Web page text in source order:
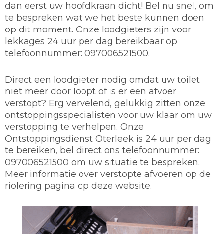
dan eerst uw hoofdkraan dicht! Bel nu snel, om
te bespreken wat we het beste kunnen doen
op dit moment. Onze loodgieters zijn voor
lekkages 24 uur per dag bereikbaar op
telefoonnummer: 097006521500.
Direct een loodgieter nodig omdat uw toilet
niet meer door loopt of is er een afvoer
verstopt? Erg vervelend, gelukkig zitten onze
ontstoppingsspecialisten voor uw klaar om uw
verstopping te verhelpen. Onze
Ontstoppingsdienst Oterleek is 24 uur per dag
te bereiken, bel direct ons telefoonnummer:
097006521500 om uw situatie te bespreken.
Meer informatie over verstopte afvoeren op de
riolering pagina op deze website.